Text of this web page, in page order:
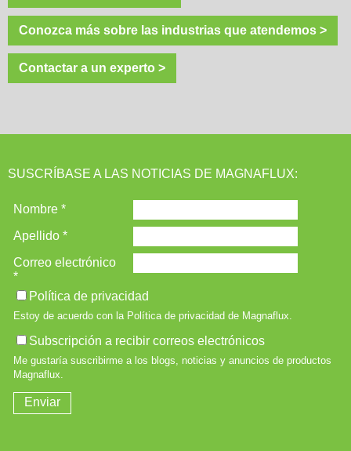
Conozca más sobre las industrias que atendemos >
Contactar a un experto >
SUSCRÍBASE A LAS NOTICIAS DE MAGNAFLUX: